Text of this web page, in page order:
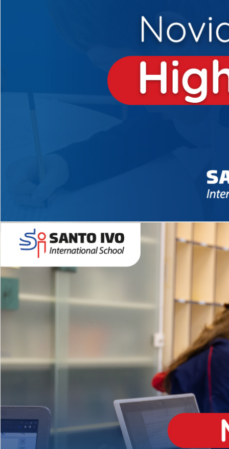
Novidades 2026 High School
EDUCAÇÃO INFANTIL
Inglês todos os dias
MÉDIO
igh School
Dupla Diplomação